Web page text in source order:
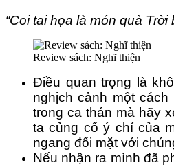
“Coi tai họa là món quà Trời
Review sách: Nghĩ thiện
Điều quan trọng là
nghịch cảnh một
trong ca thán mà hãy
ta củng cố ý chí của
ngang đối mặt với
Nếu nhận ra mình đã